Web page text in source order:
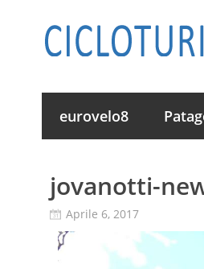
eurovelo8
jovanotti-
Aprile 6, 2017